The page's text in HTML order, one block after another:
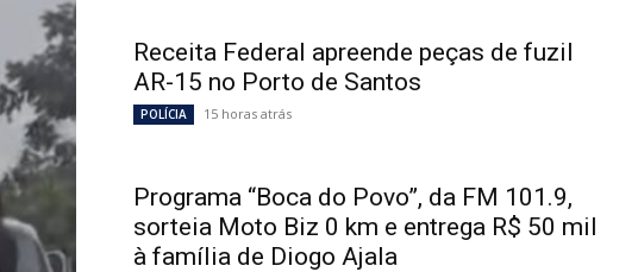
Receita Federal apreende peças de fuzil
AR-15 no Porto de Santos
POLÍCIA 15 horas atrás
Programa “Boca do Povo”, da FM 101.9,
sorteia Moto Biz 0 km e entrega R$ 50 mil
à família de Diogo Ajala